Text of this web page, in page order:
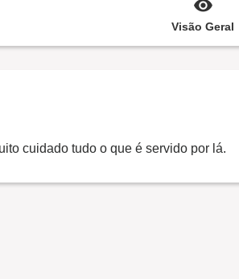
Visão Geral
cuidado tudo o que é servido por lá.